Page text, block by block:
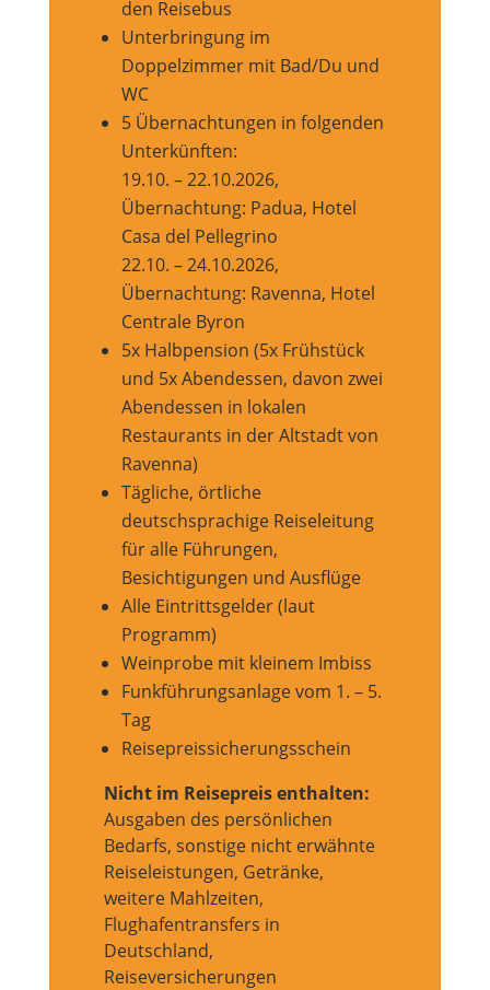
den Reisebus
Unterbringung im
Doppelzimmer mit Bad/Du und
WC
5 Übernachtungen in folgenden
Unterkünften:
19.10. – 22.10.2026,
Übernachtung: Padua, Hotel
Casa del Pellegrino
22.10. – 24.10.2026,
Übernachtung: Ravenna, Hotel
Centrale Byron
5x Halbpension (5x Frühstück
und 5x Abendessen, davon zwei
Abendessen in lokalen
Restaurants in der Altstadt von
Ravenna)
Tägliche, örtliche
deutschsprachige Reiseleitung
für alle Führungen,
Besichtigungen und Ausflüge
Alle Eintrittsgelder (laut
Programm)
Weinprobe mit kleinem Imbiss
Funkführungsanlage vom 1. – 5.
Tag
Reisepreissicherungsschein
Nicht im Reisepreis enthalten:
Ausgaben des persönlichen
Bedarfs, sonstige nicht erwähnte
Reiseleistungen, Getränke,
weitere Mahlzeiten,
Flughafentransfers in
Deutschland,
Reiseversicherungen